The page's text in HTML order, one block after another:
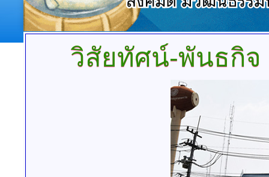
วิสัยทัศน์-พันธกิจ